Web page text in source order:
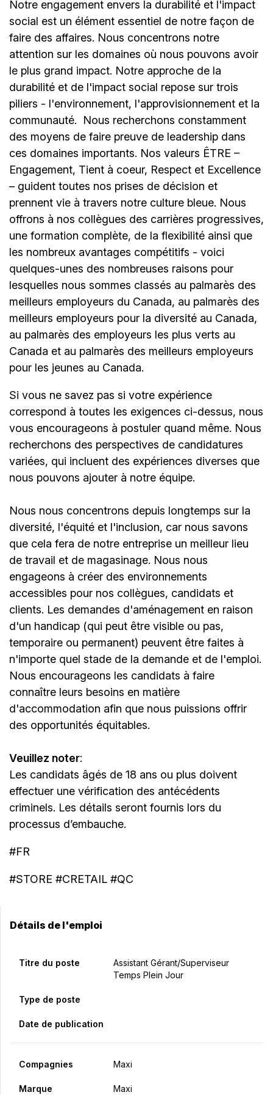
Notre engagement envers la durabilité et l'impact
social est un élément essentiel de notre façon de
faire des affaires. Nous concentrons notre
attention sur les domaines où nous pouvons avoir
le plus grand impact. Notre approche de la
durabilité et de l'impact social repose sur trois
piliers - l'environnement, l'approvisionnement et la
communauté.
Nous recherchons constamment
des moyens de faire preuve de leadership dans
ces domaines importants. Nos valeurs ÊTRE –
Engagement, Tient à coeur, Respect et Excellence
– guident toutes nos prises de décision et
prennent vie à travers notre culture bleue. Nous
offrons à nos collègues des carrières progressives,
une formation complète, de la flexibilité ainsi que
les nombreux avantages compétitifs - voici
quelques-unes des nombreuses raisons pour
lesquelles nous sommes classés au palmarès des
meilleurs employeurs du Canada, au palmarès des
meilleurs employeurs pour la diversité au Canada,
au palmarès des employeurs les plus verts au
Canada et au palmarès des meilleurs employeurs
pour les jeunes au Canada.
Si vous ne savez pas si votre expérience
correspond à toutes les exigences ci-dessus, nous
vous encourageons à postuler quand même. Nous
recherchons des perspectives de candidatures
variées, qui incluent des expériences diverses que
nous pouvons ajouter à notre équipe.
Nous nous concentrons depuis longtemps sur la
diversité, l'équité et l'inclusion, car nous savons
que cela fera de notre entreprise un meilleur lieu
de travail et de magasinage. Nous nous
engageons à créer des environnements
accessibles pour nos collègues, candidats et
clients. Les demandes d'aménagement en raison
d'un handicap (qui peut être visible ou pas,
temporaire ou permanent) peuvent être faites à
n'importe quel stade de la demande et de l'emploi.
Nous encourageons les candidats à faire
connaître leurs besoins en matière
d'accommodation afin que nous puissions offrir
des opportunités équitables.
Veuillez noter:
Les candidats âgés de 18 ans ou plus doivent
effectuer une vérification des antécédents
criminels. Les détails seront fournis lors du
processus d’embauche.
#FR
#STORE #CRETAIL #QC
Détails de l'emploi
Titre du poste
Assistant Gérant/Superviseur
Temps Plein Jour
Type de poste
Date de publication
Compagnies Maxi
Marque Maxi